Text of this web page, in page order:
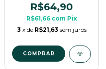
Miniatura 3D Enorme
Para Rpg de Mesa
R$64,90
R$61,66 com Pix
3 x de R$21,63 sem juros